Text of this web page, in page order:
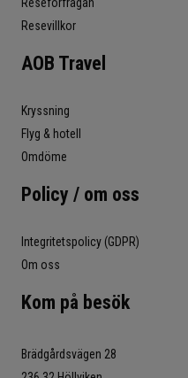
Resevillkor
AOB Travel
Kryssning
Flyg & hotell
Omdöme
Policy / om oss
Integritetspolicy (GDPR)
Om oss
Kom på besök
Brädgårdsvägen 28